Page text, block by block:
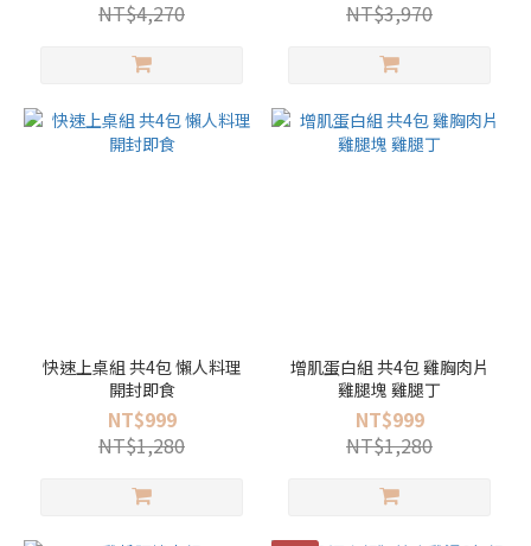
NT$4,270
NT$3,970
快速上桌組 共4包 懶人料理
開封即食
NT$999
NT$1,280
增肌蛋白組 共4包 雞胸肉片
雞腿塊 雞腿丁
NT$999
NT$1,280